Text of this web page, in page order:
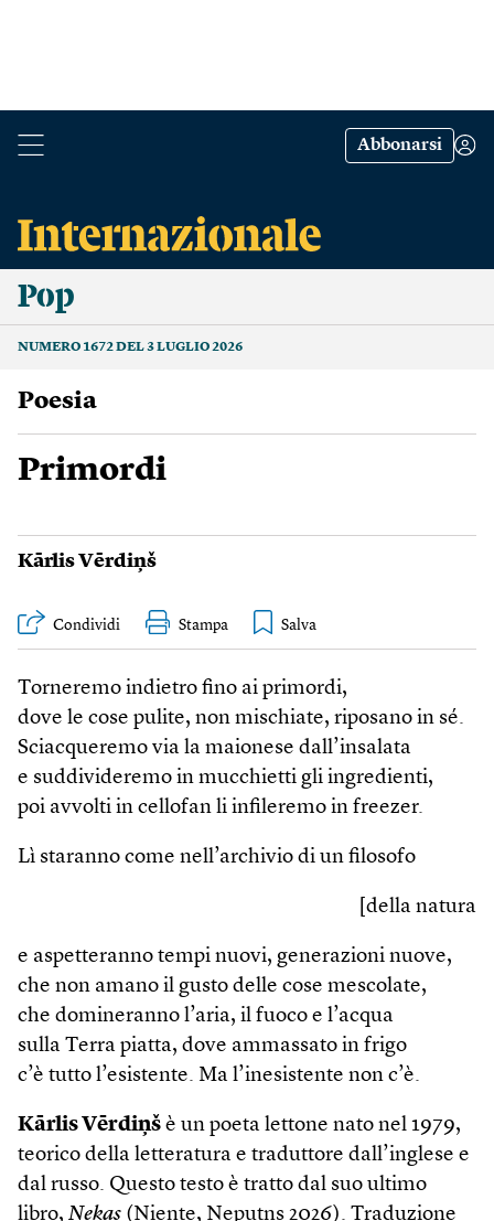
Abbonarsi
Pop
NUMERO 1672 DEL 3 LUGLIO 2026
poesia
Primordi
Kārlis Vērdiņš
Condividi Stampa
Torneremo indietro fino ai primordi,
dove le cose pulite, non mischiate, riposano in sé.
Sciacqueremo via la maionese dall’insalata
e suddivideremo in mucchietti gli ingredienti,
poi avvolti in cellofan li infileremo in freezer.
Lì staranno come nell’archivio di un filosofo
[della natura
e aspetteranno tempi nuovi, generazioni nuove,
che non amano il gusto delle cose mescolate,
che domineranno l’aria, il fuoco e l’acqua
sulla Terra piatta, dove ammassato in frigo
c’è tutto l’esistente. Ma l’inesistente non c’è.
Kārlis Vērdiņš è un poeta lettone nato nel 1979,
teorico della letteratura e traduttore dall’inglese e
dal russo. Questo testo è tratto dal suo ultimo
libro, Nekas (Niente, Neputns 2026). Traduzione